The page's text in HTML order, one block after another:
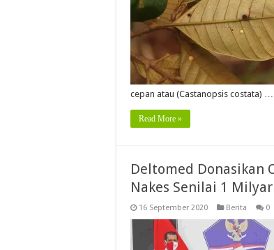
cepan atau (Castanopsis costata) …
Read More »
Deltomed
Nakes Senilai 1
16 September 2020 Berita 0